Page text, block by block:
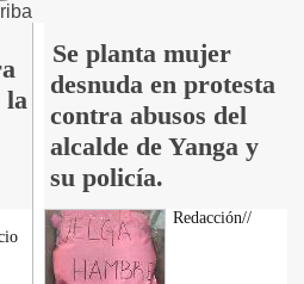
la
Se planta mujer
desnuda en protesta
contra abusos del
alcalde de Yanga y
su policía.
Redacción//